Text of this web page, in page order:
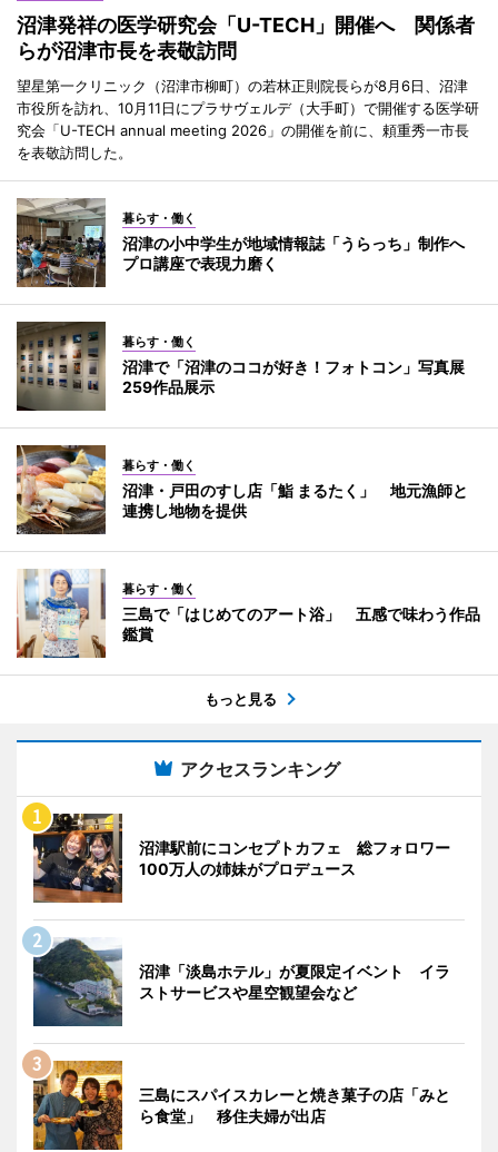
沼津発祥の医学研究会「U-TECH」開催へ 関係者
らが沼津市長を表敬訪問
望星第一クリニック（沼津市柳町）の若林正則院長らが8月6日、沼津
市役所を訪れ、10月11日にプラサヴェルデ（大手町）で開催する医学研
究会「U-TECH annual meeting 2026」の開催を前に、頼重秀一市長
を表敬訪問した。
暮らす・働く
沼津の小中学生が地域情報誌「うらっち」制作へ
プロ講座で表現力磨く
暮らす・働く
沼津で「沼津のココが好き！フォトコン」写真展
259作品展示
暮らす・働く
沼津・戸田のすし店「鮨 まるたく」 地元漁師と
連携し地物を提供
暮らす・働く
三島で「はじめてのアート浴」 五感で味わう作品
鑑賞
もっと見る
アクセスランキング
沼津駅前にコンセプトカフェ 総フォロワー
100万人の姉妹がプロデュース
沼津「淡島ホテル」が夏限定イベント イラ
ストサービスや星空観望会など
三島にスパイスカレーと焼き菓子の店「みと
ら食堂」 移住夫婦が出店